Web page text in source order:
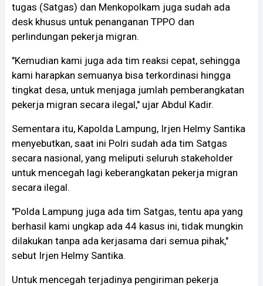
tugas (Satgas) dan Menkopolkam juga sudah ada
desk khusus untuk penanganan TPPO dan
perlindungan pekerja migran.
"Kemudian kami juga ada tim reaksi cepat, sehingga
kami harapkan semuanya bisa terkordinasi hingga
tingkat desa, untuk menjaga jumlah pemberangkatan
pekerja migran secara ilegal," ujar Abdul Kadir.
Sementara itu, Kapolda Lampung, Irjen Helmy Santika
menyebutkan, saat ini Polri sudah ada tim Satgas
secara nasional, yang meliputi seluruh stakeholder
untuk mencegah lagi keberangkatan pekerja migran
secara ilegal.
"Polda Lampung juga ada tim Satgas, tentu apa yang
berhasil kami ungkap ada 44 kasus ini, tidak mungkin
dilakukan tanpa ada kerjasama dari semua pihak,"
sebut Irjen Helmy Santika.
Untuk mencegah terjadinya pengiriman pekerja